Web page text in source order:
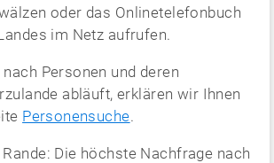
oder das Onlinetelefonbuch
im Netz aufrufen.
Personen und deren
abläuft, erklären wir Ihnen
Personensuche.
Die höchste Nachfrage nach